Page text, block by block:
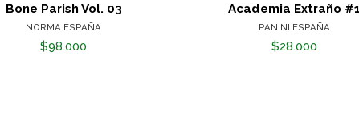
Bone Parish Vol. 03
NORMA ESPAÑA
$98.000
Academia Extraño #1
PANINI ESPAÑA
$28.000